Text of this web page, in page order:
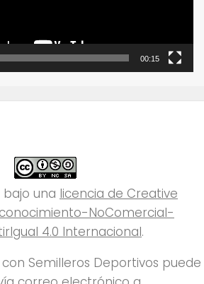
00:15
una licencia de Creative
NoComercial-
4.0 Internacional.
Semilleros Deportivos puede